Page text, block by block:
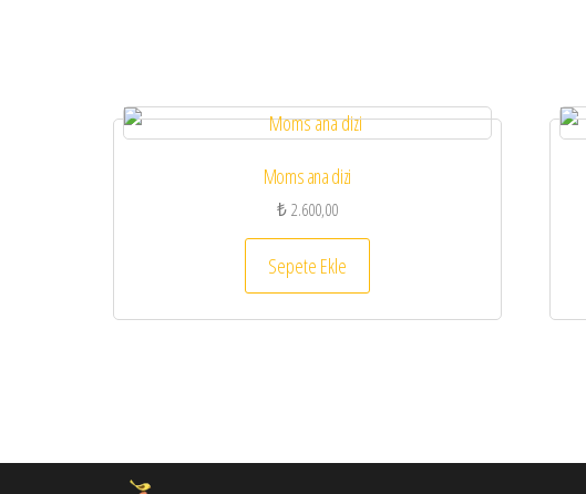
Moms ana dizi
₺2.600,00
Sepete Ekle